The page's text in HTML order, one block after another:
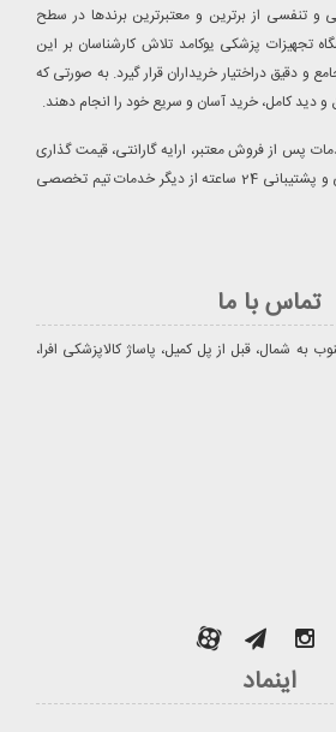
و تنفسی از برترین و معتبرترین برندها در سطح
تجهیزات پزشکی یوکامد تلاش کارشناسان بر این
و دقیق دراختیار خریداران قرار گیرد. به صورتی که
و دید کامل، خرید آسان و سریع خود را انجام دهند.
پس از فروش معتبر، ارایه گارانتی، قیمت گذاری
طبق نرخ قیمت گذاری شرکتی و پشتیبانی 24 ساعته از دیگر خدمات تیم تخصصی
تماس با ما
به شمال، قبل از پل کمیل، پاساژ کالاپزشکی افرا،
اینماد